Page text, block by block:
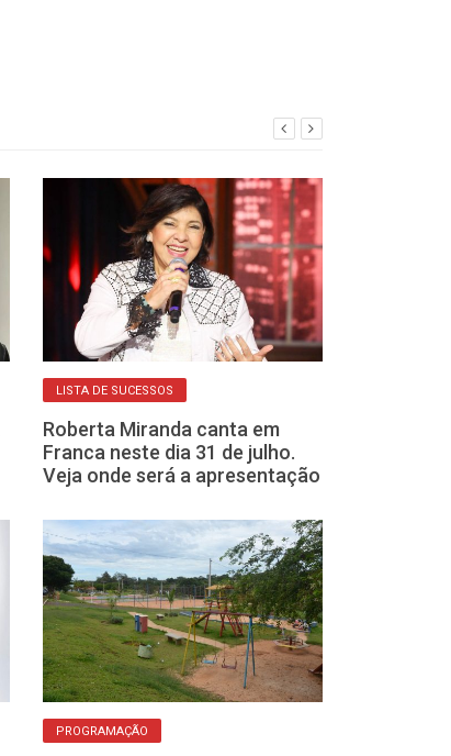
LISTA DE SUCESSOS
Roberta Miranda canta em
Franca neste dia 31 de julho.
Veja onde será a apresentação
PROGRAMAÇÃO